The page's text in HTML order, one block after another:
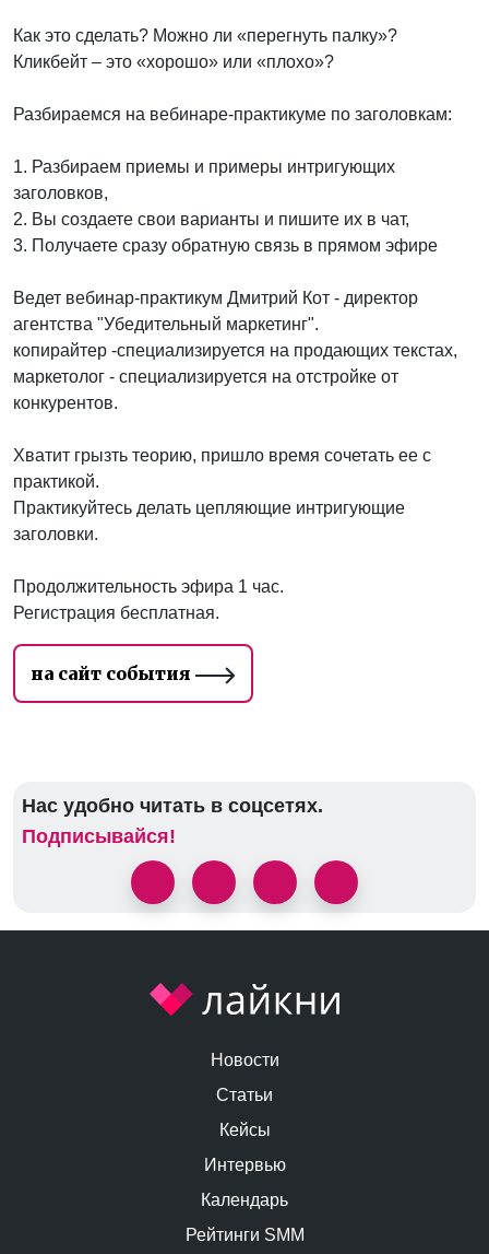
Как это сделать? Можно ли «перегнуть палку»?
Кликбейт – это «хорошо» или «плохо»?
Разбираемся на вебинаре-практикуме по заголовкам:
1. Разбираем приемы и примеры интригующих
заголовков,
2. Вы создаете свои варианты и пишите их в чат,
3. Получаете сразу обратную связь в прямом эфире
Ведет вебинар-практикум Дмитрий Кот - директор
агентства "Убедительный маркетинг".
копирайтер -специализируется на продающих текстах,
маркетолог - специализируется на отстройке от
конкурентов.
Хватит грызть теорию, пришло время сочетать ее с
практикой.
Практикуйтесь делать цепляющие интригующие
заголовки.
Продолжительность эфира 1 час.
Регистрация бесплатная.
на сайт события
Нас удобно читать в соцсетях.
Подписывайся!
Новости
Статьи
Кейсы
Интервью
Календарь
Рейтинги SMM